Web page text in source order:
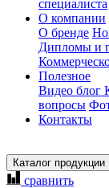
специалиста
О компании
О бренде
Дипломы и
Полезное
Видео блог
вопросы
Контакты
Каталог продукции
сравнить